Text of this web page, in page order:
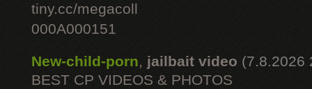
tiny.cc/megacoll
000A000151
New-child-porn, jailbait video (7.8.2026
BEST CP VIDEOS & PHOTOS